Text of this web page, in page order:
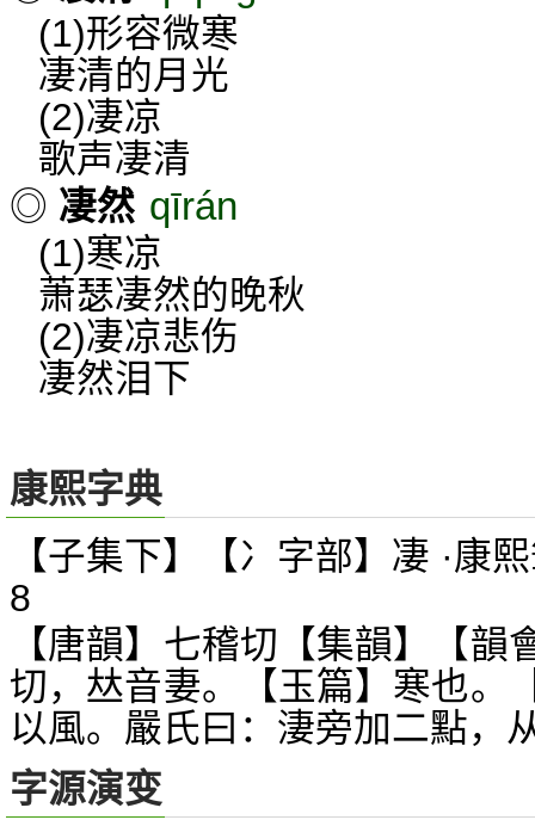
(1)形容微寒
凄清的月光
(2)凄凉
歌声凄清
◎ 凄然 qīrán
(1)寒凉
萧瑟凄然的晚秋
(2)凄凉悲伤
凄然泪下
康熙字典
【子集下】【冫字部】凄 ·康
8
【唐韻】七稽切【集韻】【
切， 𠀤音妻。【玉篇】寒也。
以風。嚴氏曰：淒旁加二點，
字源演变